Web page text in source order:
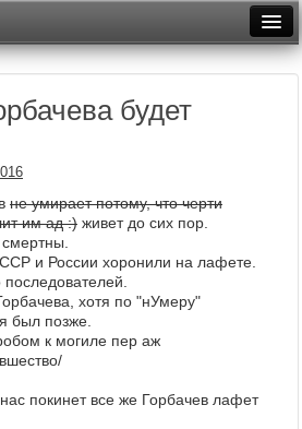
Неделя
Архив
Фототоп
Видеотоп
будет
не умирает потому, что черти
им ад :) живет до сих пор.
и России хоронили на лафете.
хотя по "нУмеру"
был позже.
к могиле пер аж
покинет все же Горбачев лафет